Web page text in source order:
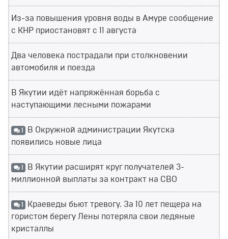
Из-за повышения уровня воды в Амуре сообщение
с КНР приостановят с 11 августа
Два человека пострадали при столкновении
автомобиля и поезда
В Якутии идёт напряжённая борьба с
наступающими лесными пожарами
1 В Окружной администрации Якутска
появились новые лица
1 В Якутии расширят круг получателей 3-
миллионной выплаты за контракт на СВО
1 Краеведы бьют тревогу. За 10 лет пещера на
гористом берегу Лены потеряла свои ледяные
кристаллы